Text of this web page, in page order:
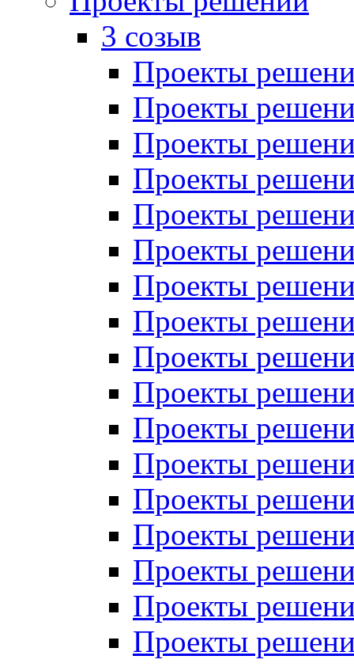
3 созыв
Проекты
Проекты
Проекты
Проекты
Проекты
Проекты
Проекты
Проекты
Проекты
Проекты
Проекты
Проекты
Проекты
Проекты
Проекты
Проекты
Проекты